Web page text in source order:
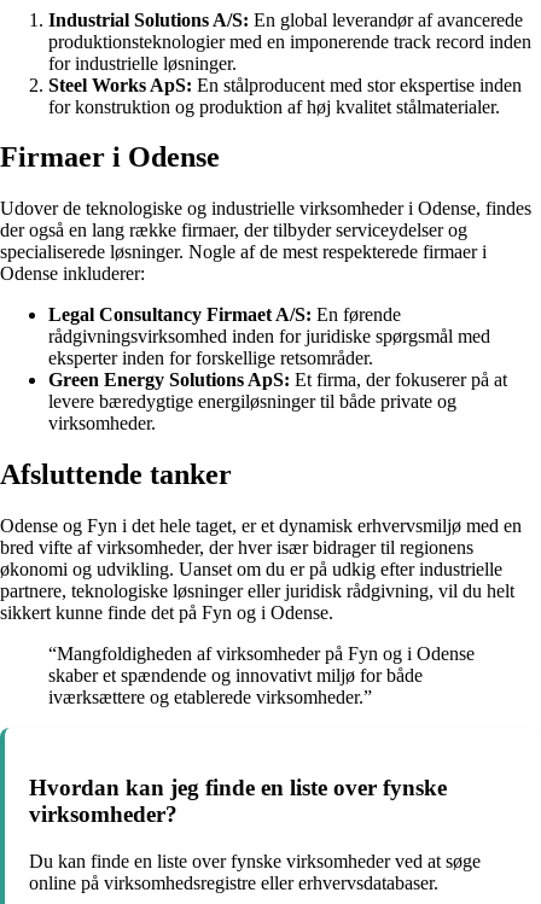
Industrial Solutions A/S: En global leverandør af avancerede
produktionsteknologier med en imponerende track record inden
for industrielle løsninger.
Steel Works ApS: En stålproducent med stor ekspertise inden
for konstruktion og produktion af høj kvalitet stålmaterialer.
Firmaer i Odense
Udover de teknologiske og industrielle virksomheder i Odense, findes
der også en lang række firmaer, der tilbyder serviceydelser og
specialiserede løsninger. Nogle af de mest respekterede firmaer i
Odense inkluderer:
Legal Consultancy Firmaet A/S: En førende
rådgivningsvirksomhed inden for juridiske spørgsmål med
eksperter inden for forskellige retsområder.
Green Energy Solutions ApS: Et firma, der fokuserer på at
levere bæredygtige energiløsninger til både private og
virksomheder.
Afsluttende tanker
Odense og Fyn i det hele taget, er et dynamisk erhvervsmiljø med en
bred vifte af virksomheder, der hver især bidrager til regionens
økonomi og udvikling. Uanset om du er på udkig efter industrielle
partnere, teknologiske løsninger eller juridisk rådgivning, vil du helt
sikkert kunne finde det på Fyn og i Odense.
“Mangfoldigheden af virksomheder på Fyn og i Odense
skaber et spændende og innovativt miljø for både
iværksættere og etablerede virksomheder.”
Hvordan kan jeg finde en liste over fynske
virksomheder?
Du kan finde en liste over fynske virksomheder ved at søge
online på virksomhedsregistre eller erhvervsdatabaser.